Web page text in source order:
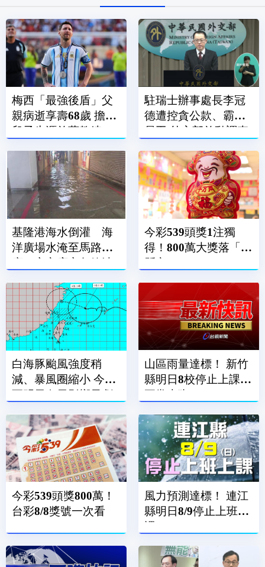
梅西「最強後盾」父
親病逝享壽68歲 擔任
兒子生涯啟蒙教練、
駐瑞士辦事處長李冠
德遭控貪公款、霸凌
員工 外交部啟動調查
基隆港海水倒灌 海
洋廣場水淹至馬路、
今彩539頭獎1注獨
得！800萬大獎落「這
白海豚颱風強度稍
減、暴風圈縮小 今晚
至明天白天影響最劇
山區雨量達標！ 新竹
縣明日8校停止上課、
正常上班
今彩539頭獎800萬！
台彩8/8獎號一次看
風力預測達標！ 連江
縣明日8/9停止上班上
課